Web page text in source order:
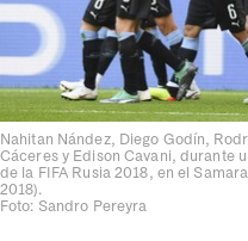
Nahitan Nández, Diego Godín,
Cáceres y Edison Cavani, durante
de la FIFA Rusia 2018, en el
2018).
Foto: Sandro Pereyra